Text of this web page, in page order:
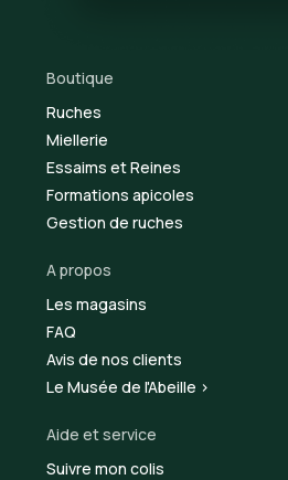
Boutique
Ruches
Miellerie
Essaims et Reines
Formations apicoles
Gestion de ruches
A propos
Les magasins
FAQ
Avis de nos clients
Le Musée de l'Abeille >
Aide et service
Suivre mon colis